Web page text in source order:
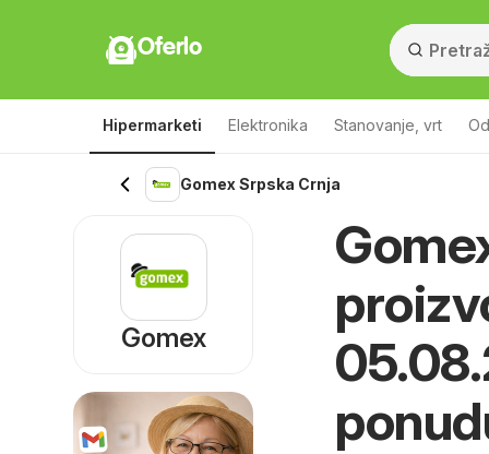
Oferlo
Hipermarketi Elektronika Stanovanje, vrt
Gomex Srpska Crnja
Gomex